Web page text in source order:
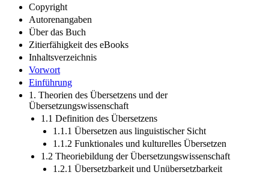
Copyright
Autorenangaben
Über das Buch
Zitierfähigkeit des eBooks
Inhaltsverzeichnis
Vorwort
Einführung
1. Theorien des Übersetzens und der
Übersetzungswissenschaft
1.1 Definition des Übersetzens
1.1.1 Übersetzen aus linguistischer Sicht
1.1.2 Funktionales und kulturelles Übersetzen
1.2 Theoriebildung der Übersetzungswissenschaft
1.2.1 Übersetzbarkeit und Unübersetzbarkeit